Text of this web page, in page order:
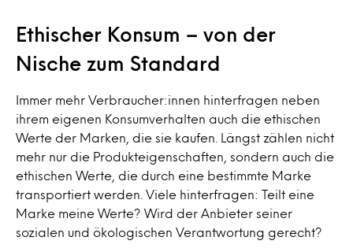
Ethischer Konsum – von der
Nische zum Standard
Immer mehr Verbraucher:innen hinterfragen neben
ihrem eigenen Konsumverhalten auch die ethischen
Werte der Marken, die sie kaufen. Längst zählen nicht
mehr nur die Produkteigenschaften, sondern auch die
ethischen Werte, die durch eine bestimmte Marke
transportiert werden. Viele hinterfragen: Teilt eine
Marke meine Werte? Wird der Anbieter seiner
sozialen und ökologischen Verantwortung gerecht?